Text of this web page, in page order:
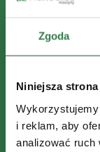
Zgoda
Niniejsza
i reklam, aby
analizować ruch